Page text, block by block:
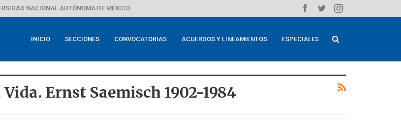
NACIONAL AUTÓNOMA DE MÉXICO
INICIO SECCIONES CONVOCATORIAS ACUERDOS Y LINEAMIENTOS ESPECIALES
Ernst Saemisch 1902-1984